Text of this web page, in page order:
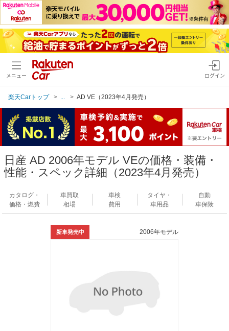
メニュー ログイン
楽天Carトップ AD VE（2023年4月発売）
日産 AD 2006年モデル VEの価格・装備・
性能・スペック詳細（2023年4月発売）
カタログ・
価格・燃費
車買取
相場
車検
費用
タイヤ・
車用品
自動
車保険
新車発売中 2006年モデル